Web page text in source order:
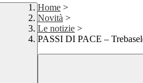
Home >
Novità >
Le notizie >
PASSI DI PACE –